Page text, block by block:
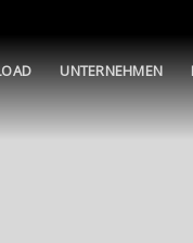
UNTERNEHMEN